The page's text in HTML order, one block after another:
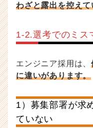
わざと露出を控えて
1-2.選考でのミス
エンジニア採用は、
に違いがあります。
1）募集部署が求
ていない